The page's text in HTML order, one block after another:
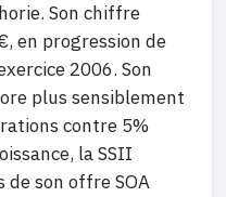
Son chiffre
en progression de
2006. Son
plus sensiblement
contre 5%
la SSII
de son offre SOA